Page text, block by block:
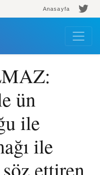
Anasayfa
ün
ile
ile
söz ettiren